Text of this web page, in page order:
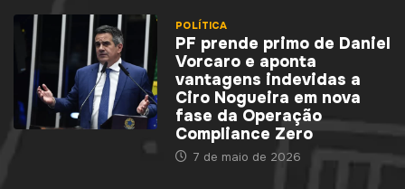
POLÍTICA
PF prende primo de Daniel
Vorcaro e aponta
vantagens indevidas a
Ciro Nogueira em nova
fase da Operação
Compliance Zero
7 de maio de 2026